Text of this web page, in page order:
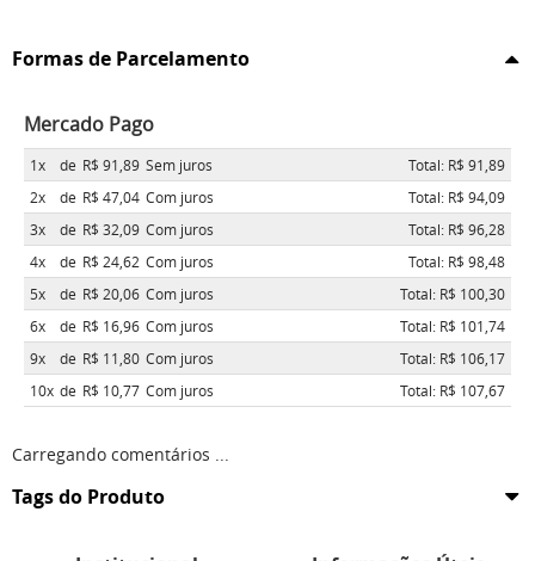
Formas de Parcelamento
Mercado Pago
1x de R$ 91,89 Sem juros
Total: R$ 91,89
2x
de R$ 47,04 Com juros
Total: R$ 94,09
3x
de R$ 32,09 Com juros
Total: R$ 96,28
4x
de R$ 24,62 Com juros
Total: R$ 98,48
5x
de R$ 20,06 Com juros
Total: R$ 100,30
6x
de R$ 16,96 Com juros
Total: R$ 101,74
9x
de R$ 11,80 Com juros
Total: R$ 106,17
10x de R$ 10,77 Com juros Total: R$ 107,67
Carregando comentários ...
Tags do Produto